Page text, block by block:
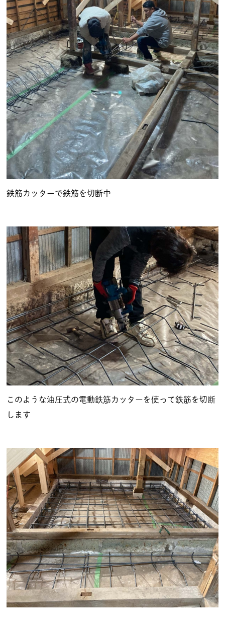
鉄筋カッターで鉄筋を切断中
このような油圧式の電動鉄筋カッターを使って鉄筋を切断
します